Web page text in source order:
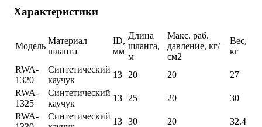
Характеристики
Модель
Материал
шланга
ID,
мм
Длина
шланга,
м
Макс. раб.
давление, кг/
см2
Вес,
кг
RWA-
1320
Синтетический
каучук
13 20 20
27
RWA-
1325
Синтетический
каучук
13 25 20
30
RWA-
Синтетический
13 30 20
32.4